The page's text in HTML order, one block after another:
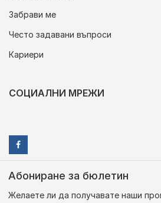
Забрави ме
Често задавани въпроси
Кариери
СОЦИАЛНИ МРЕЖИ
Абониране за бюлетин
Желаете ли да получавате наши